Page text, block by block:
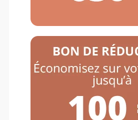
L’accompagnement
par le cheval permet de
confiance en soi, le
stress, l’intelligence
communication non-verbale.
Pour tout complément
veuillez contacter Sébastien